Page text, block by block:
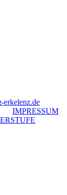
erkelenz.de
IMPRESSUM